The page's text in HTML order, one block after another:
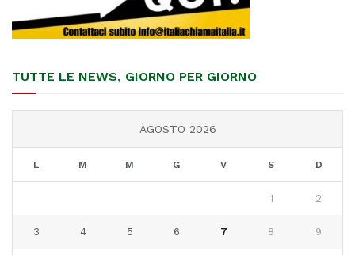
TUTTE LE NEWS, GIORNO PER GIORNO
AGOSTO 2026
L M M G V S D
1 2
3 4 5 6 7 8 9